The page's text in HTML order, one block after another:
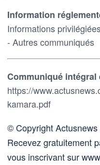
Information
Informations
- Autres communiqués
Communiqué
https://
kamara.pdf
© Copyright Actusnews
Recevez gratuitement
vous inscrivant sur